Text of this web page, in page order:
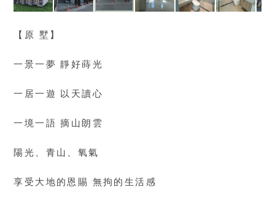
【原 墅】
一景一夢 靜好蒔光
一居一遊 以天讀心
一境一語 摘山朗雲
陽光、青山、氧氣
享受大地的恩賜 無拘的生活感